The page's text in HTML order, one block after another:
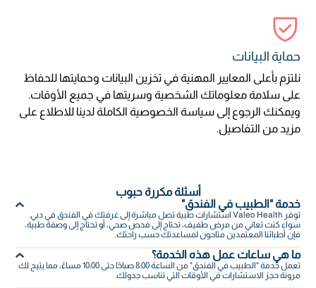
حماية البيانات
نلتزم بأعلى المعايير المهنية في تخزين البيانات وحمايتها للحفاظ
على سلامة معلوماتك الشخصية وسريتها في جميع الأوقات.
ويمكنك الرجوع إلى سياسة الخصوصية الكاملة لدينا للاطلاع على
مزيد من التفاصيل.
أسئلة مكررة حبوب
خدمة "الطبيب في الفندق"
توفر Valeo Health استشارات طبية تصل مباشرة إلى غرفتك في الفندق في دبي.
سواء كنت تعاني من مرض طفيف، تحتاج إلى فحص صحي، أو تحتاج إلى وصفة طبية،
فإن أطبائنا المعتمدين متاحون لمساعدتك حسب راحتك.
ما هي ساعات عمل هذه الخدمة؟
تعمل خدمة "الطبيب في الفندق" من الساعة 8:00 صباحًا حتى 10:00 مساءً، مما يتيح لك
مرونة حجز الاستشارات في الأوقات التي تناسب جدولك.